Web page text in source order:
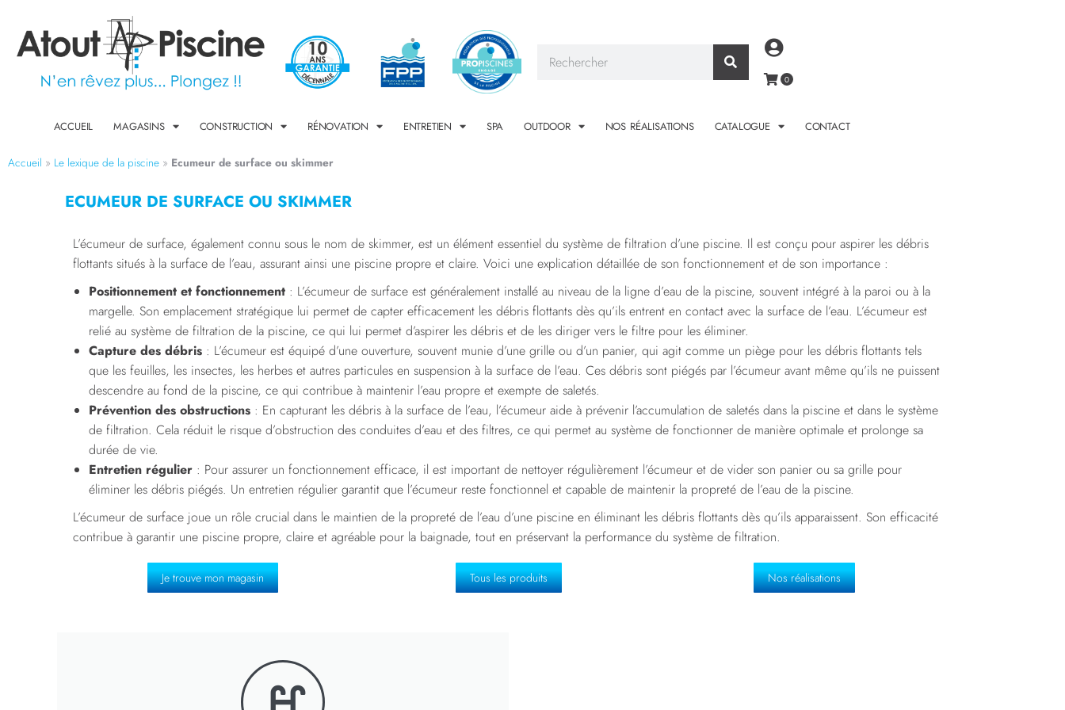
ACCUEIL MAGASINS CONSTRUCTION RÉNOVATION ENTRETIEN SPA OUTDOOR NOS RÉALISATIONS CATALOGUE CONTACT
Accueil » Le lexique de la piscine » Ecumeur de surface ou skimmer
ECUMEUR DE SURFACE OU SKIMMER
L’écumeur de surface, également connu sous le nom de skimmer, est un élément essentiel du système de filtration d’une piscine. Il est conçu pour aspirer les débris
flottants situés à la surface de l’eau, assurant ainsi une piscine propre et claire. Voici une explication détaillée de son fonctionnement et de son importance :
Positionnement et fonctionnement : L’écumeur de surface est généralement installé au niveau de la ligne d’eau de la piscine, souvent intégré à la paroi ou à la
margelle. Son emplacement stratégique lui permet de capter efficacement les débris flottants dès qu’ils entrent en contact avec la surface de l’eau. L’écumeur est
relié au système de filtration de la piscine, ce qui lui permet d’aspirer les débris et de les diriger vers le filtre pour les éliminer.
Capture des débris : L’écumeur est équipé d’une ouverture, souvent munie d’une grille ou d’un panier, qui agit comme un piège pour les débris flottants tels
que les feuilles, les insectes, les herbes et autres particules en suspension à la surface de l’eau. Ces débris sont piégés par l’écumeur avant même qu’ils ne puissent
descendre au fond de la piscine, ce qui contribue à maintenir l’eau propre et exempte de saletés.
Prévention des obstructions : En capturant les débris à la surface de l’eau, l’écumeur aide à prévenir l’accumulation de saletés dans la piscine et dans le système
de filtration. Cela réduit le risque d’obstruction des conduites d’eau et des filtres, ce qui permet au système de fonctionner de manière optimale et prolonge sa
durée de vie.
Entretien régulier : Pour assurer un fonctionnement efficace, il est important de nettoyer régulièrement l’écumeur et de vider son panier ou sa grille pour
éliminer les débris piégés. Un entretien régulier garantit que l’écumeur reste fonctionnel et capable de maintenir la propreté de l’eau de la piscine.
L’écumeur de surface joue un rôle crucial dans le maintien de la propreté de l’eau d’une piscine en éliminant les débris flottants dès qu’ils apparaissent. Son efficacité
contribue à garantir une piscine propre, claire et agréable pour la baignade, tout en préservant la performance du système de filtration.
Je trouve mon magasin Tous les produits Nos réalisations